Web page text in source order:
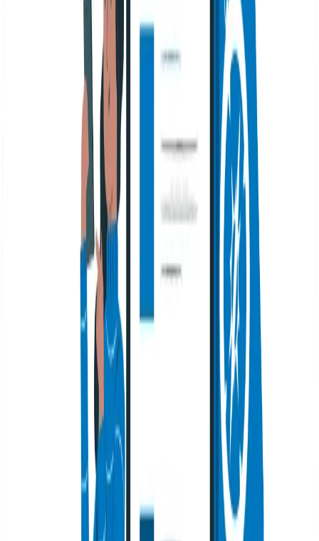
elementos no esenciales, las páginas AMP son
demasiado simples y aburridas para los usuarios.
Página extra a generar:
En caso de que no
gestiones tus canonicals, podrías tener un
problema de contenido duplicado .
¿Cómo implementar AMP en una
Para implementar una página web AMP, lo que hay que
hacer es instalar un plugin que nos permita crearla. Hay
algunos que lo hacen de manera automática, mientras
que otros te brindan mayor autonomía a la hora de
tomar decisiones.
¿Cómo ayuda a optimizar la
estrategia SEO? El rol de Google
La velocidad de carga es un factor relevante para
Google y, por lo tanto, es un factor que debemos
controlar cuando estamos haciendo SEO. Así, las AMP
se calcula que reducen ese tiempo entre el 15 y el 85%.
Además, la velocidad de carga afecta la experiencia del
usuario. Y un usuario feliz también es un usuario que
nos ayuda en la conversión de leads, lo que es otro
factor relevante para Google y para el trabajo SEO.
Encuentra en Seology estrategias
SEO para
Ecommerce, Universidades y cualquier otra
Expertos SEO a tu disposición en
Colombia y Chile